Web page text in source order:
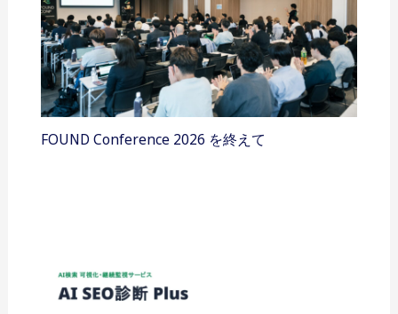
FOUND Conference 2026 を終えて